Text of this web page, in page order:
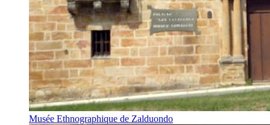
Musée Ethnographique de Zalduondo